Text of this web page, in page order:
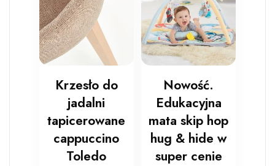
Krzesło do
jadalni
tapicerowane
cappuccino
Toledo
Nowość.
Edukacyjna
mata skip hop
hug & hide w
super cenie